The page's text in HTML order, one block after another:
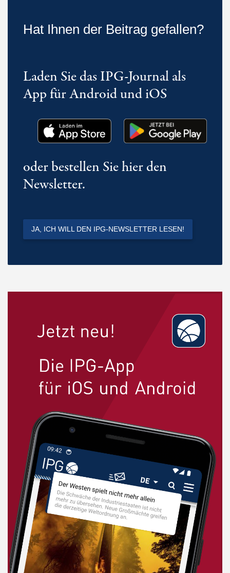
Hat Ihnen der Beitrag gefallen?
Laden Sie das IPG-Journal als
App für Android und iOS
oder bestellen Sie hier den
Newsletter.
JA, ICH WILL DEN IPG-NEWSLETTER LESEN!